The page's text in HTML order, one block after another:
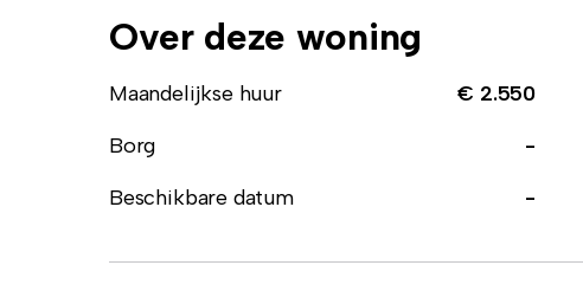
Over deze woning
Maandelijkse huur € 2.550
Borg
-
Beschikbare datum
-